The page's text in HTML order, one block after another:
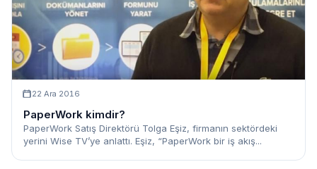
22 Ara 2016
PaperWork kimdir?
PaperWork Satış Direktörü Tolga Eşiz, firmanın sektördeki
yerini Wise TV’ye anlattı. Eşiz, “PaperWork bir iş akış...